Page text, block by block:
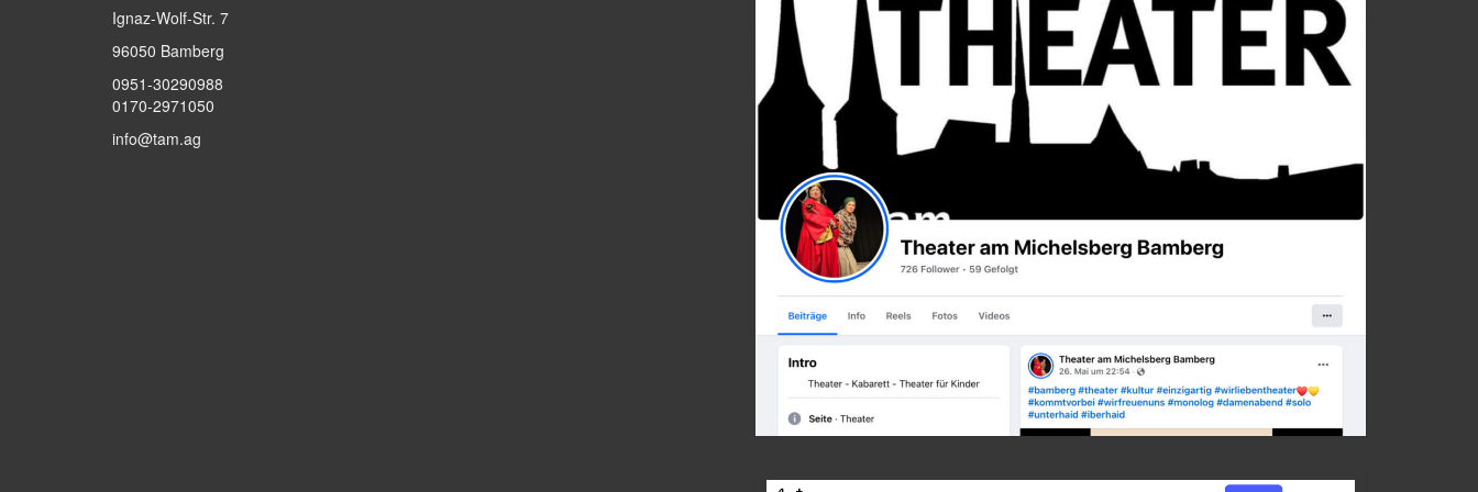
Ignaz-Wolf-Str. 7
96050 Bamberg
0951-30290988
0170-2971050
info@tam.ag